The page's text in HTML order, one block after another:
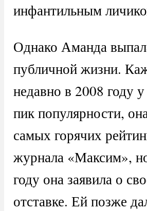
инфантильным
Однако Аманда
публичной жизни.
недавно в 2008 году
пик популярности,
самых горячих
журнала «Максим»,
году она заявила о
отставке. Ей позже